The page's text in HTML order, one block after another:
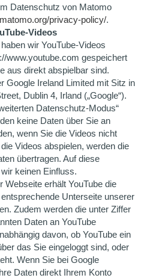
Datenschutz von Matomo
privacy-policy/.
Videos
wir YouTube-Videos
www.youtube.com gespeichert
aus direkt abspielbar sind.
Google Ireland Limited mit Sitz in
Dublin 4, Irland („Google“).
Datenschutz-Modus“
keine Daten über Sie an
wenn Sie die Videos nicht
Videos abspielen, werden die
übertragen. Auf diese
keinen Einfluss.
Webseite erhält YouTube die
Unterseite unserer
Zudem werden die unter Ziffer
Daten an YouTube
davon, ob YouTube ein
das Sie eingeloggt sind, oder
Wenn Sie bei Google
Daten direkt Ihrem Konto